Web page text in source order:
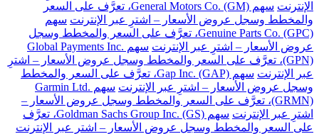
الإنترنت
سهم General Motors Co. (GM)، تعرَّف على السعر
والمخطط وسجل عروض الأسعار – اشترِ عبر الإنترنت سهم
Genuine Parts Co. (GPC)، تعرَّف على السعر والمخطط وسجل
عروض الأسعار – اشترِ عبر الإنترنت
سهم Global Payments Inc.
(GPN)، تعرَّف على السعر والمخطط وسجل عروض الأسعار – اشترِ
عبر الإنترنت
سهم Gap Inc. (GAP)، تعرَّف على السعر والمخطط
وسجل عروض الأسعار – اشترِ عبر الإنترنت
سهم Garmin Ltd.
(GRMN)، تعرَّف على السعر والمخطط وسجل عروض الأسعار –
اشترِ عبر الإنترنت
سهم Goldman Sachs Group Inc. (GS)، تعرَّف
على السعر والمخطط وسجل عروض الأسعار – اشترِ عبر الإنترنت